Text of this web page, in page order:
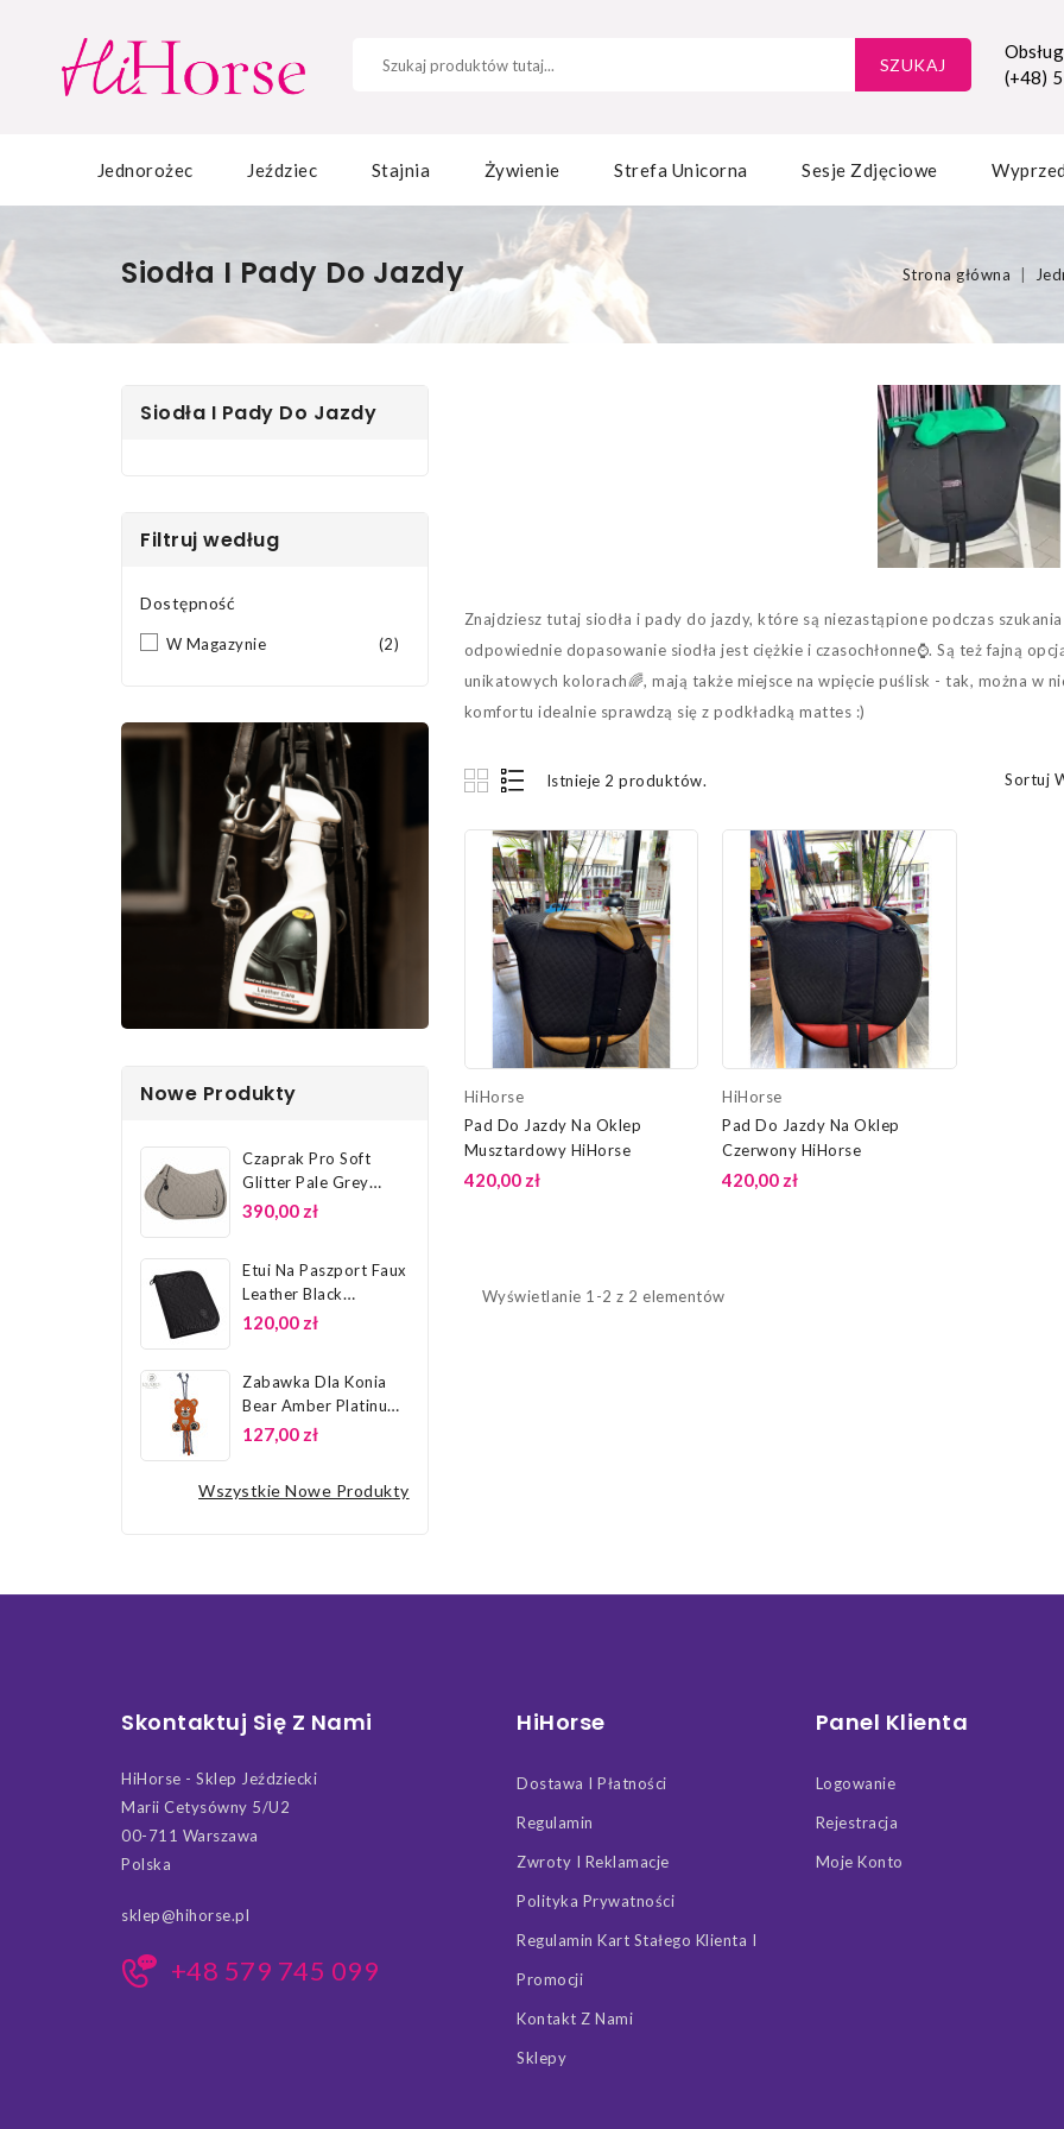
SZUKAJ
(+48)
Jednorożec Jeździec Stajnia Żywienie Strefa Unicorna Sesje Zdjęciowe
Siodła I Pady Do Jazdy Strona główna
Siodła I Pady Do Jazdy
Filtruj według
Dostępność
W Magazynie (2)
Nowe Produkty
Czaprak Pro Soft
Glitter Pale Grey
Platinum 26...
390,00 zł
Etui Na Paszport Faux
Leather Black
Platinum 26...
120,00 zł
Zabawka Dla Konia
Bear Amber Platinum
26 Eskadron
127,00 zł
Wszystkie Nowe Produkty
Znajdziesz tutaj siodła i pady do jazdy, które są niezastąpione podczas
odpowiednie dopasowanie siodła jest ciężkie i czasochłonne⌚️. Są też fajną
unikatowych kolorach🌈, mają także miejsce na wpięcie puślisk - tak, można w
komfortu idealnie sprawdzą się z podkładką mattes :)
Istnieje 2 produktów. Sortuj
HiHorse
Pad Do Jazdy Na Oklep
Musztardowy HiHorse
420,00 zł
HiHorse
Pad Do Jazdy Na Oklep
Czerwony HiHorse
420,00 zł
Wyświetlanie 1-2 z 2 elementów
Skontaktuj Się Z Nami
HiHorse - Sklep Jeździecki
Marii Cetysówny 5/U2
00-711 Warszawa
Polska
sklep@hihorse.pl
+48 579 745 099
HiHorse
Dostawa I Płatności
Regulamin
Zwroty I Reklamacje
Polityka Prywatności
Regulamin Kart Stałego Klienta I
Promocji
Kontakt Z Nami
Sklepy
Panel Klienta
Logowanie
Rejestracja
Moje Konto